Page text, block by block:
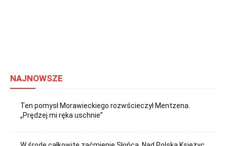
NAJNOWSZE
Ten pomysł Morawieckiego rozwścieczył Mentzena.
„Prędzej mi ręka uschnie”